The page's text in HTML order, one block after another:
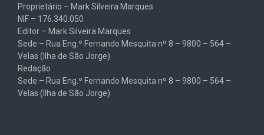
Proprietário – Mark Silveira Marques
NIF – 176.340.050
Editor – Mark Silveira Marques
Sede – Rua Eng.º Fernando Mesquita nº 8 – 9800 – 564 –
Velas (Ilha de São Jorge)
Redação
Sede – Rua Eng.º Fernando Mesquita nº 8 – 9800 – 564 –
Velas (Ilha de São Jorge)